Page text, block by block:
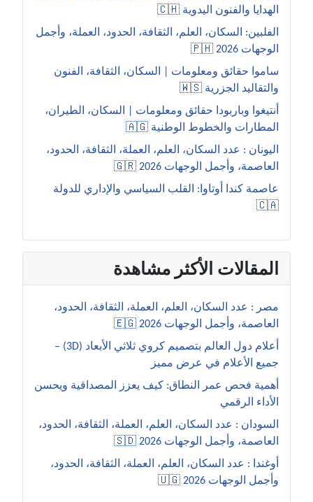
الهدايا والفنون اليدوية 🇨🇭
الفلبين: السكان، العلم، الثقافة، الحدود، العملة، وأجمل
الوجهات 2026 🇵🇭
ساموا حقائق ومعلومات | السكان، الثقافة، الفنون
والتقاليد الجزرية 🇼🇸
أنتيغوا وباربودا حقائق ومعلومات | السكان، الطيران،
المطارات والخطوط الوطنية 🇦🇬
اليونان : عدد السكان، العلم، العملة، الثقافة، الحدود،
العاصمة، وأجمل الوجهات 2026 🇬🇷
عاصمة كندا أوتاوا: القلب السياسي والإداري للدولة
🇨🇦
المقالات الأكثر مشاهدة
مصر : عدد السكان، العلم، العملة، الثقافة، الحدود،
العاصمة، وأجمل الوجهات 2026 🇪🇬
أعلام دول العالم بتصميم كروي ثلاثي الأبعاد (3D) –
جميع الأعلام في عرض مميز
أهمية فحص عمر النطاق: كيف يعزز المصداقية ويحسن
الأداء الرقمي
السودان : عدد السكان، العلم، العملة، الثقافة، الحدود،
العاصمة، وأجمل الوجهات 2026 🇸🇩
أوغندا : عدد السكان، العلم، العملة، الثقافة، الحدود،
وأجمل الوجهات 2026 🇺🇬